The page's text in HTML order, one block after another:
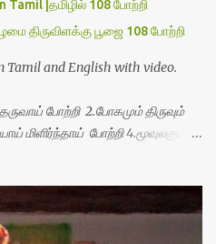
|தமிழில் 108 போற்றி
திருவிளக்கு பூஜை 108 போற்றி
Tamil and English with video.
போற்றி 2.போகமும் திருவும்
மிளிர்ந்தாய் போற்றி 4.மூவுலகும்
பெருக்காய் பொலிந்தாய்